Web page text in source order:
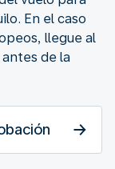
En el caso
llegue al
de la